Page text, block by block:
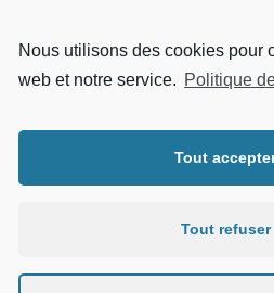
Nous utilisons des cookies pour
web et notre service. Politique
Tout
Tout refuser